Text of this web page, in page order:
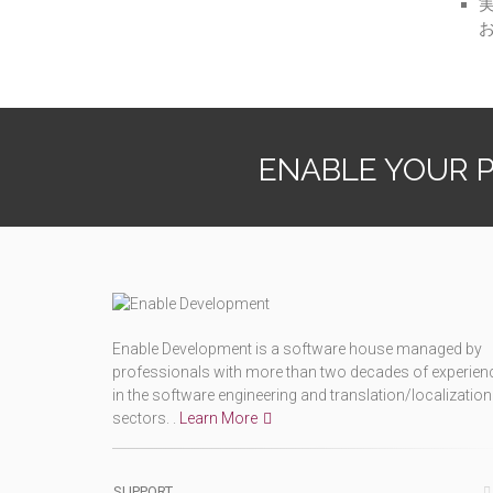
ENABLE YOUR
Enable Development is a software house managed by
professionals with more than two decades of
in the software engineering and translation/localization
sectors. .
Learn More